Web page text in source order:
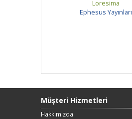
Loresima
Ephesus Yayınları
Müşteri Hizmetleri
Hakkımızda